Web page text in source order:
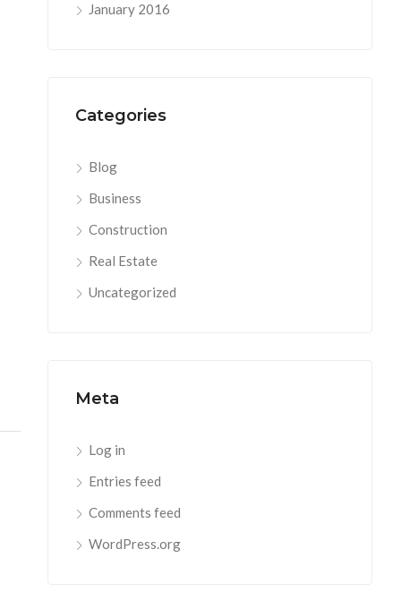
January 2016
Categories
Blog
Business
Construction
Real Estate
Uncategorized
Meta
Log in
Entries feed
Comments feed
WordPress.org